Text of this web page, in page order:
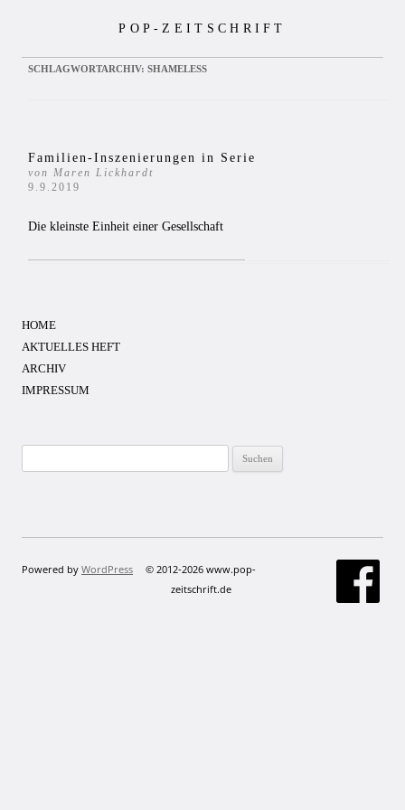
POP-ZEITSCHRIFT
SCHLAGWORTARCHIV: SHAMELESS
Familien-Inszenierungen in Serie
von Maren Lickhardt
9.9.2019
Die kleinste Einheit einer Gesellschaft
HOME
AKTUELLES HEFT
ARCHIV
IMPRESSUM
nach:
Powered by WordPress
© 2012-2026 www.pop-
zeitschrift.de